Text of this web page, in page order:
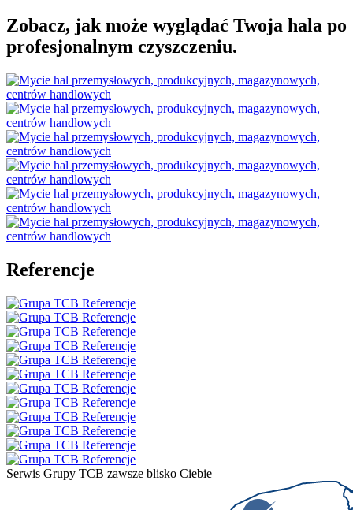
Zobacz, jak może wyglądać Twoja hala po
profesjonalnym czyszczeniu.
Referencje
Serwis Grupy TCB zawsze blisko Ciebie